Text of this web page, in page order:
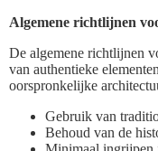
Algemene richtlijnen
De algemene richtlijnen
van authentieke
oorspronkelijke
Gebruik van
Behoud van de